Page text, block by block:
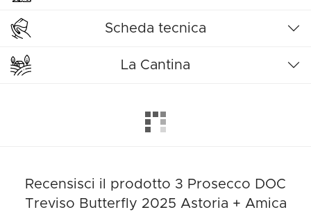
Scheda tecnica
La Cantina
Recensisci il prodotto 3 Prosecco DOC
Treviso Butterfly 2025 Astoria + Amica